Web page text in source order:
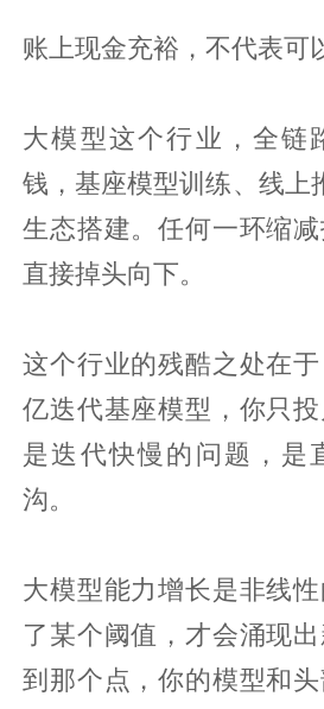
账上现金充裕，不代表可
大模型这个行业，全链
钱，基座模型训练、线上
生态搭建。任何一环缩
直接掉头向下。
这个行业的残酷之处在
亿迭代基座模型，你只
是迭代快慢的问题，是
沟。
大模型能力增长是非线
了某个阈值，才会涌现
到那个点，你的模型和